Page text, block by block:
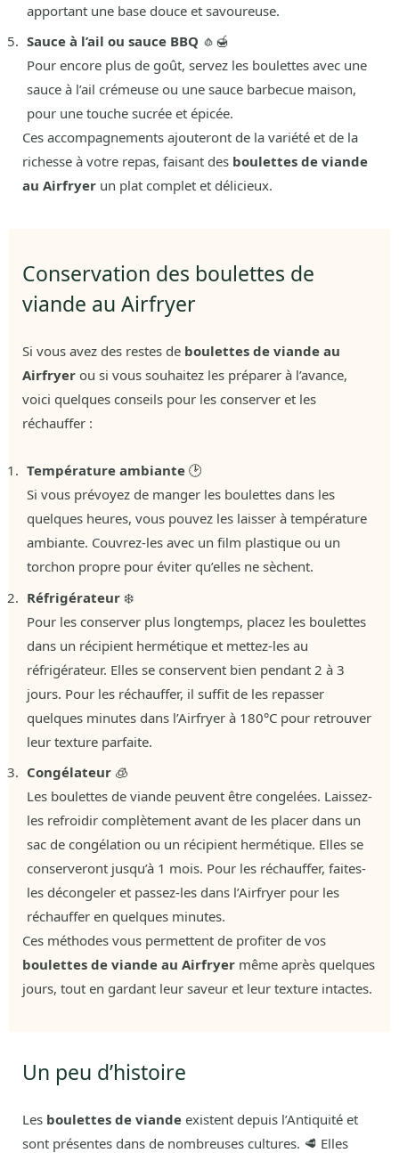
apportant une base douce et savoureuse.
Sauce à l’ail ou sauce BBQ 🧄🍯
Pour encore plus de goût, servez les boulettes avec une
sauce à l’ail crémeuse ou une sauce barbecue maison,
pour une touche sucrée et épicée.
Ces accompagnements ajouteront de la variété et de la
richesse à votre repas, faisant des boulettes de viande
au Airfryer un plat complet et délicieux.
Conservation des boulettes de
viande au Airfryer
Si vous avez des restes de boulettes de viande au
Airfryer ou si vous souhaitez les préparer à l’avance,
voici quelques conseils pour les conserver et les
réchauffer :
Température ambiante 🕑
Si vous prévoyez de manger les boulettes dans les
quelques heures, vous pouvez les laisser à température
ambiante. Couvrez-les avec un film plastique ou un
torchon propre pour éviter qu’elles ne sèchent.
Réfrigérateur ❄️
Pour les conserver plus longtemps, placez les boulettes
dans un récipient hermétique et mettez-les au
réfrigérateur. Elles se conservent bien pendant 2 à 3
jours. Pour les réchauffer, il suffit de les repasser
quelques minutes dans l’Airfryer à 180°C pour retrouver
leur texture parfaite.
Congélateur 🧊
Les boulettes de viande peuvent être congelées. Laissez-
les refroidir complètement avant de les placer dans un
sac de congélation ou un récipient hermétique. Elles se
conserveront jusqu’à 1 mois. Pour les réchauffer, faites-
les décongeler et passez-les dans l’Airfryer pour les
réchauffer en quelques minutes.
Ces méthodes vous permettent de profiter de vos
boulettes de viande au Airfryer même après quelques
jours, tout en gardant leur saveur et leur texture intactes.
Un peu d’histoire
Les boulettes de viande existent depuis l’Antiquité et
sont présentes dans de nombreuses cultures. 🥩 Elles